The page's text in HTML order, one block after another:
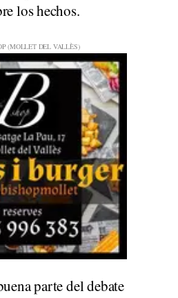
los hechos.
parte del debate